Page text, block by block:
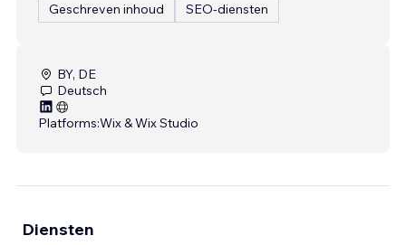
Geschreven inhoud SEO-diensten
BY, DE
Deutsch
Platforms:Wix & Wix Studio
Diensten